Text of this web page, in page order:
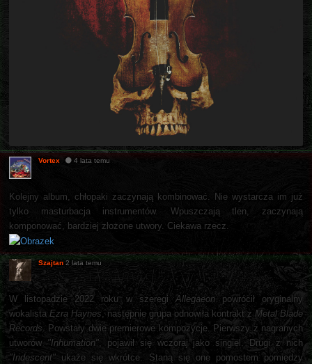
Vortex 4 lata temu
Kolejny album, chłopaki zaczynają kombinować. Nie wystarcza im już
tylko masturbacja instrumentów. Wpuszczają tlen, zaczynają
komponować, bardziej złożone utwory. Ciekawa rzecz.
Szajtan 2 lata temu
W listopadzie 2022 roku w szeregiAllegaeonpowrócił oryginalny
wokalista Ezra Haynes, następnie grupa odnowiła kontrakt z Metal Blade
Records. Powstały dwie premierowe kompozycje. Pierwszy z nagranych
utworów "Inhumation", pojawił się wczoraj jako singiel. Drugi z nich
"Iridescent" ukaże się wkrótce. Staną się one pomostem pomiędzy